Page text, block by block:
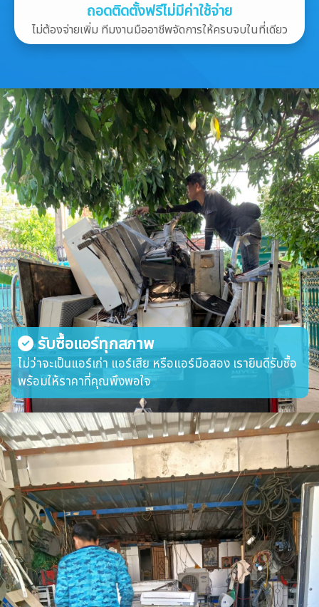
ถอดติดตั้งฟรีไม่มีค่าใช้จ่าย
ไม่ต้องจ่ายเพิ่ม ทีมงานมืออาชีพจัดการให้ครบจบในที่เดียว
รับซื้อแอร์ทุกสภาพ
ไม่ว่าจะเป็นแอร์เก่า แอร์เสีย หรือแอร์มือสอง เรายินดีรับซื้อ
พร้อมให้ราคาที่คุณพึงพอใจ